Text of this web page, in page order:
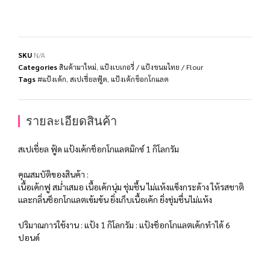
SKU N/A
Categoriesสินค้ามาใหม่ แป้งเบเกอรี่ / แป้งขนมไทย / Flour
Tags#แป้งเค้ก สเปเชี่ยลฟู้ด แป้งเค้กช็อกโกแลต
รายละเอียดสินค้า
สเปเชี่ยล ฟู้ด แป้งเค้กช็อกโกแลตมิกซ์ 1 กิโลกรัม
คุณสมบัติของสินค้า :
เนื้อเค้กฟู สม่ำเสมอ เนื้อเค้กนุ่ม ชุ่มชื้น ไม่แห้งแข็งกระด้าง ให้รสชาติ
และกลิ่นช็อกโกแลตเข้มข้น ยิ่งเก็บเนื้อเค้ก ยิ่งชุ่มชื่นไม่แห้ง
ปริมาณการใช้งาน : แป้ง 1 กิโลกรัม : แป้งช็อกโกแลตเค้กทำได้ 6
ปอนด์